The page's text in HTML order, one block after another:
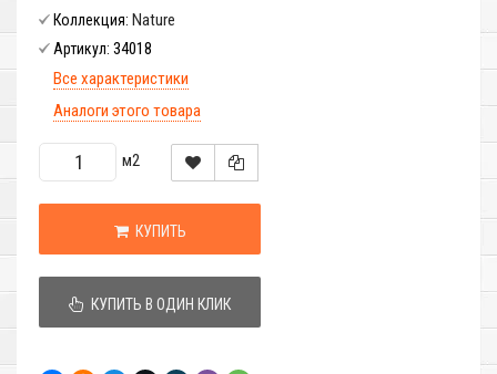
Коллекция: Nature
Артикул: 34018
Все характеристики
Аналоги этого товара
м2
КУПИТЬ
КУПИТЬ В ОДИН КЛИК